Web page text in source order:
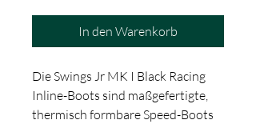
In den Warenkorb
Die Swings Jr MK I Black Racing
Inline-Boots sind maßgefertigte,
thermisch formbare Speed-Boots